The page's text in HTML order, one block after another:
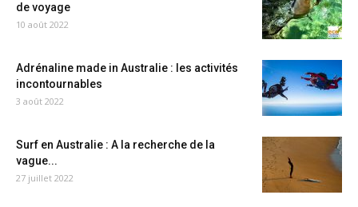
de voyage
10 août 2022
Adrénaline made in Australie : les activités
incontournables
3 août 2022
Surf en Australie : A la recherche de la
vague...
27 juillet 2022